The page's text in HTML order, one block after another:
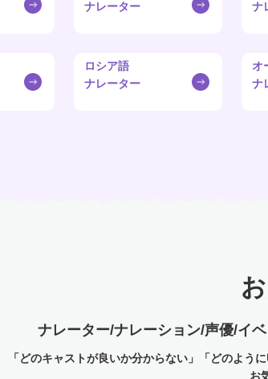
ナレーター
ナ
ロシア語
ナレーター
オ
ナ
ナレーター/ナレーション/声優/イ
「どのキャストが良いか分からない」「どのよう
お